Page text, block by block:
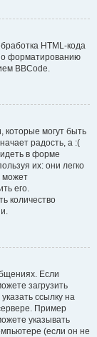
HTML-кода
форматированию
BBCode.
которые могут быть
радость, а :(
в форме
их: они легко
может
его.
количество
Если
загрузить
ссылку на
Пример
указывать
(если он не